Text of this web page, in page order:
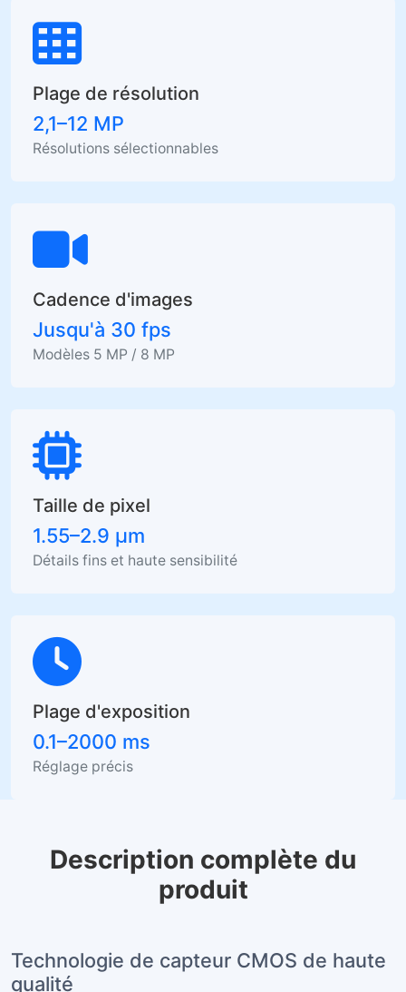
Plage de résolution
2,1–12 MP
Résolutions sélectionnables
Cadence d'images
Jusqu'à 30 fps
Modèles 5 MP / 8 MP
Taille de pixel
1.55–2.9 µm
Détails fins et haute sensibilité
Plage d'exposition
0.1–2000 ms
Réglage précis
Description complète du
produit
Technologie de capteur CMOS de haute
qualité